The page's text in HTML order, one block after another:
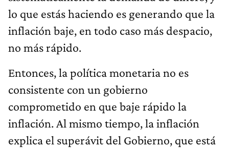
lo que estás haciendo es generando que la
inflación baje, en todo caso más despacio,
no más rápido.
Entonces, la política monetaria no es
consistente con un gobierno
comprometido en que baje rápido la
inflación. Al mismo tiempo, la inflación
explica el superávit del Gobierno, que está